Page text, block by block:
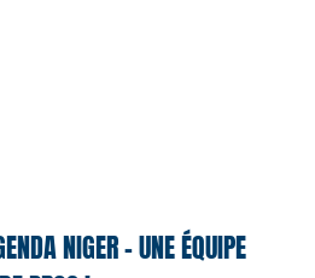
NIGER – UNE ÉQUIPE